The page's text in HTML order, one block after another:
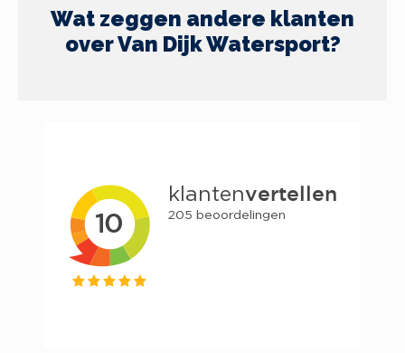
Wat zeggen andere klanten
over Van Dijk Watersport?